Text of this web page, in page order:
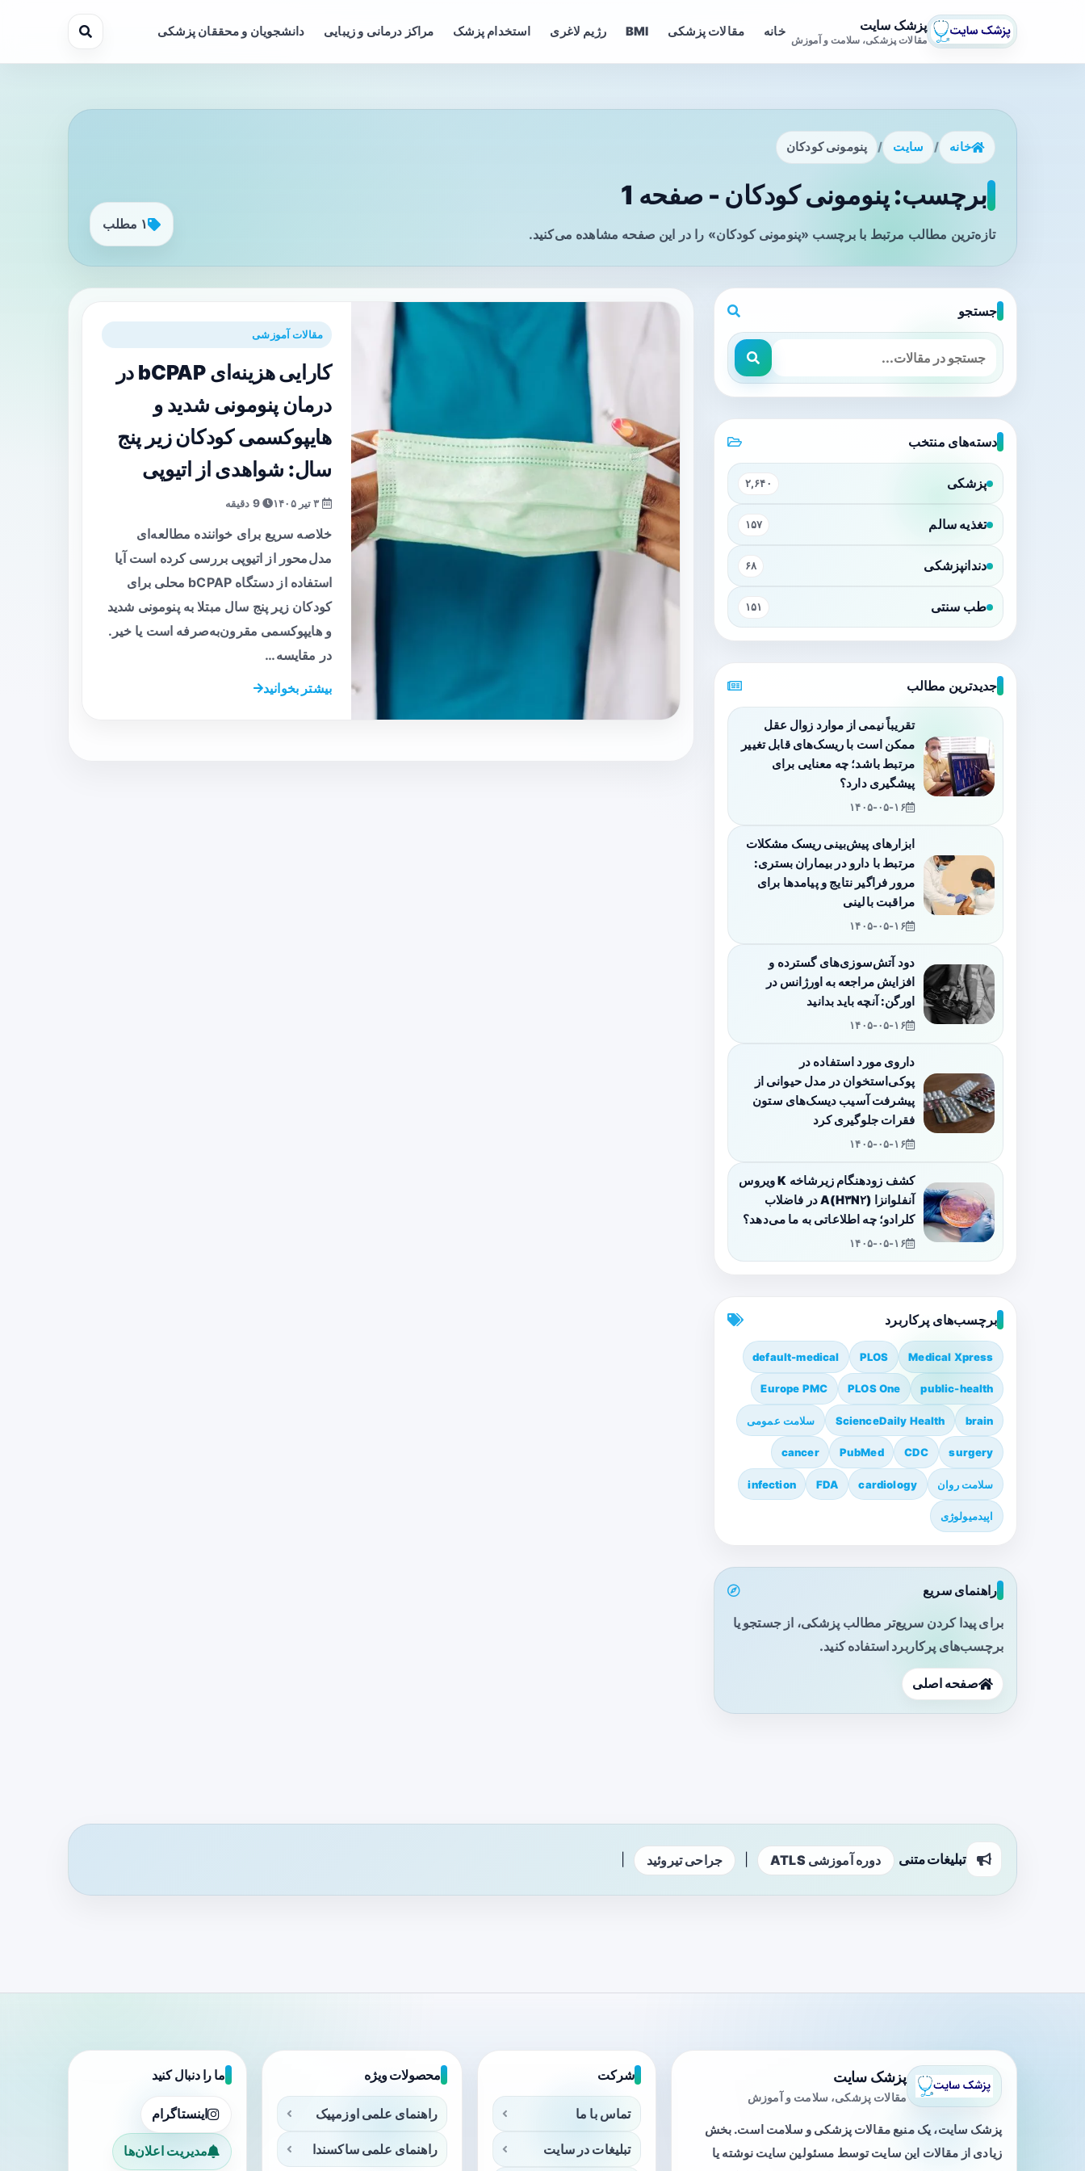
پزشک سایت
مقالات پزشکی، سلامت و آموزش
خانه مقالات پزشکی BMI رژیم لاغری استخدام پزشک مراکز درمانی و زیبایی دانشجویان و محققان پزشکی
خانه / سایت / پنومونی کودکان
برچسب: پنومونی کودکان - صفحه 1
تازه‌ترین مطالب مرتبط با برچسب «پنومونی کودکان» را در این صفحه مشاهده می‌کنید.
۱ مطلب
مقالات آموزشی
کارایی هزینه‌ای bCPAP در
درمان پنومونی شدید و
هایپوکسمی کودکان زیر پنج
سال: شواهدی از اتیوپی
9 دقیقه
خلاصه سریع برای خواننده مطالعه‌ای
مدل‌محور از اتیوپی بررسی کرده است آیا
استفاده از دستگاه bCPAP محلی برای
کودکان زیر پنج سال مبتلا به پنومونی شدید
و هایپوکسمی مقرون‌به‌صرفه است یا خیر.
در مقایسه…
بیشتر بخوانید
جستجو
دسته‌های منتخب
پزشکی ۲,۶۴۰
تغذیه سالم ۱۵۷
دندانپزشکی ۶۸
طب سنتی ۱۵۱
جدیدترین مطالب
تقریباً نیمی از موارد زوال عقل
ممکن است با ریسک‌های قابل تغییر
مرتبط باشد؛ چه معنایی برای
پیشگیری دارد؟
۱۴۰۵-۰۵-۱۶
ابزارهای پیش‌بینی ریسک مشکلات
مرتبط با دارو در بیماران بستری:
مرور فراگیر نتایج و پیامدها برای
مراقبت بالینی
۱۴۰۵-۰۵-۱۶
دود آتش‌سوزی‌های گسترده و
افزایش مراجعه به اورژانس در
اورگن: آنچه باید بدانید
۱۴۰۵-۰۵-۱۶
داروی مورد استفاده در
پوکی‌استخوان در مدل حیوانی از
پیشرفت آسیب دیسک‌های ستون
فقرات جلوگیری کرد
۱۴۰۵-۰۵-۱۶
کشف زودهنگام زیرشاخه K ویروس
آنفلوانزا A(H۳N۲) در فاضلاب
کلرادو؛ چه اطلاعاتی به ما می‌دهد؟
۱۴۰۵-۰۵-۱۶
برچسب‌های پرکاربرد
Medical Xpress
PLOS
default-medical
public-health
PLOS One
Europe PMC
brain
ScienceDaily Health سلامت عمومی
surgery
CDC
PubMed
cancer
سلامت روان cardiology
FDA
infection
اپیدمیولوژی
راهنمای سریع
برای پیدا کردن سریع‌تر مطالب پزشکی، از جستجو یا
برچسب‌های پرکاربرد استفاده کنید.
صفحه اصلی
تبلیغات متنی دوره آموزشی ATLS جراحی تیروئید
پزشک سایت
مقالات پزشکی، سلامت و آموزش
پزشک سایت، یک منبع مقالات پزشکی و سلامت است. بخش
زیادی از مقالات این سایت توسط مسئولین سایت نوشته یا
شرکت
تماس با ما
تبلیغات در سایت
محصولات ویژه
راهنمای علمی اوزمپیک
راهنمای علمی ساکسندا
ما را دنبال کنید
اینستاگرام
مدیریت اعلان‌ها